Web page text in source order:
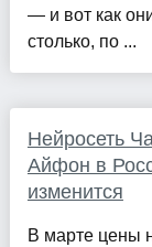
— и вот как
столько, по ...
Нейросеть
Айфон в
изменится
В марте цены